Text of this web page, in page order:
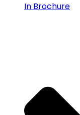
In Brochure